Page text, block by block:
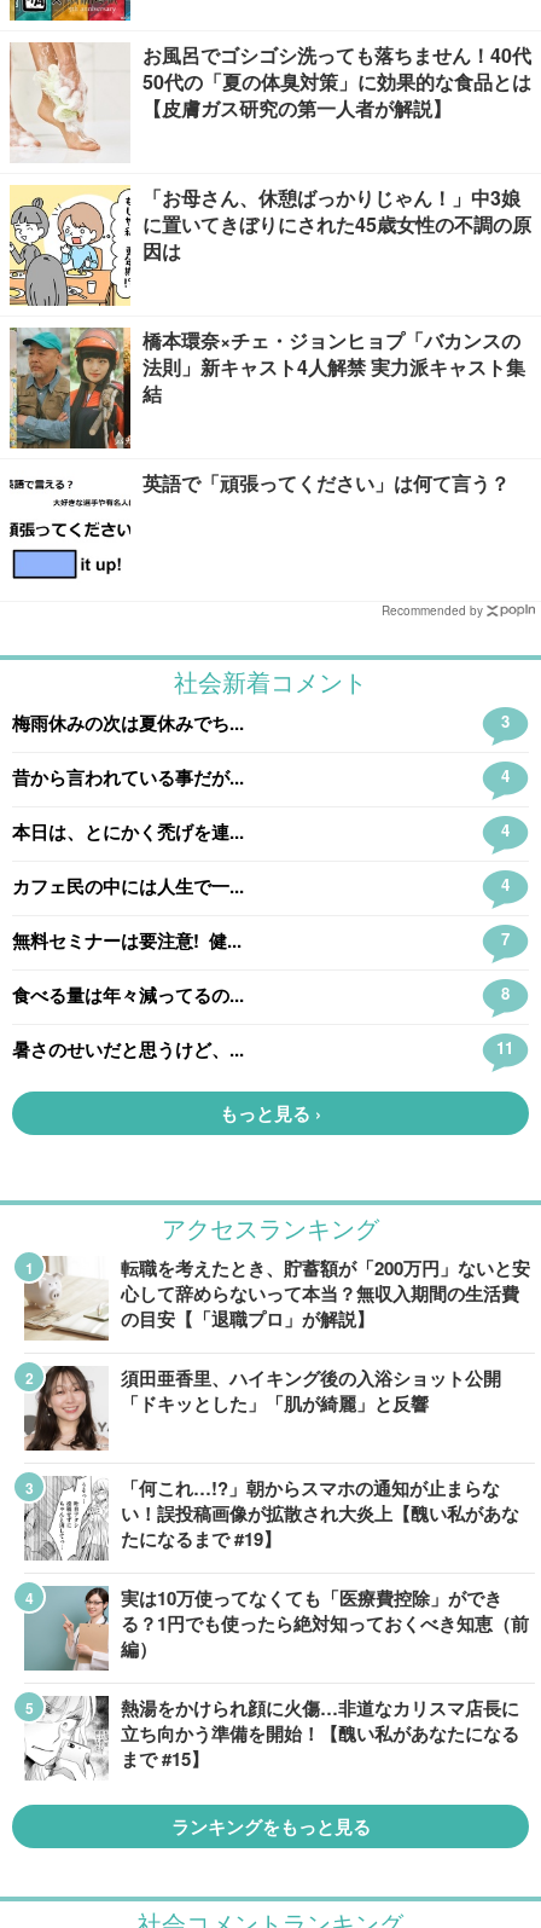
お風呂でゴシゴシ洗っても落ちません！40代
50代の「夏の体臭対策」に効果的な食品とは
【皮膚ガス研究の第一人者が解説】
「お母さん、休憩ばっかりじゃん！」中3娘
に置いてきぼりにされた45歳女性の不調の原
因は
橋本環奈×チェ・ジョンヒョプ「バカンスの
法則」新キャスト4人解禁 実力派キャスト集
結
英語で「頑張ってください」は何て言う？
Recommended by
アクセスランキング
転職を考えたとき、貯蓄額が「200万円」ないと安
心して辞めらないって本当？無収入期間の生活費
の目安【「退職プロ」が解説】
須田亜香里、ハイキング後の入浴ショット公開
「ドキッとした」「肌が綺麗」と反響
「何これ…!?」朝からスマホの通知が止まらな
い！誤投稿画像が拡散され大炎上【醜い私があな
たになるまで #19】
実は10万使ってなくても「医療費控除」ができ
る？1円でも使ったら絶対知っておくべき知恵（前
編）
熱湯をかけられ顔に火傷…非道なカリスマ店長に
立ち向かう準備を開始！【醜い私があなたになる
まで #15】
ランキングをもっと見る